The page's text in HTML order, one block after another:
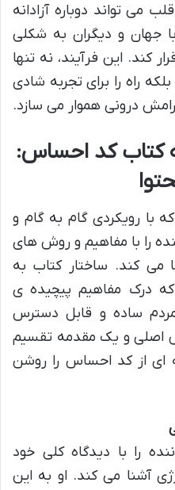
می تواند دوباره آزادانه
جهان و دیگران به شکلی
کند. این فرآیند، نه تنها
راه را برای تجربه شادی
درونی هموار می سازد.
کتاب کد احساس:
با رویکردی گام به گام و
را با مفاهیم و روش های
می کند. ساختار کتاب به
درک مفاهیم پیچیده ی
مردم ساده و قابل دسترس
اصلی و یک مقدمه تقسیم
از کد احساس را روشن
را با دیدگاه کلی خود
آشنا می کند. او به این